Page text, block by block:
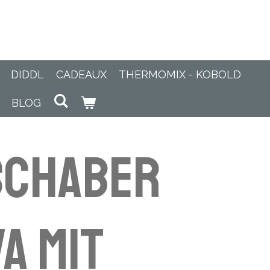
DIDDL CADEAUX THERMOMIX - KOBOLD
BLOG
mit